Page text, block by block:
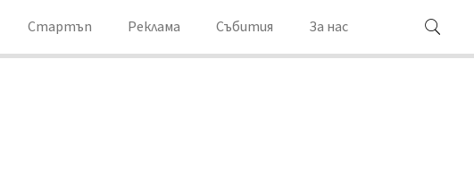
Стартъп Реклама Събития За нас